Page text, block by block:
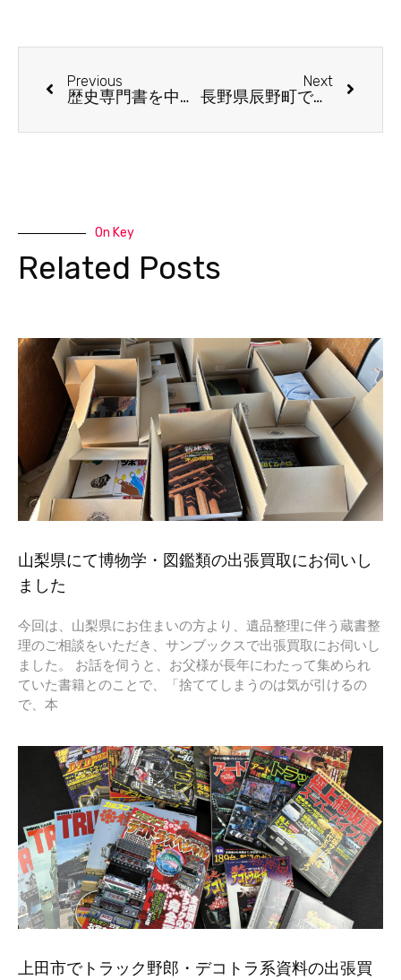
Previous
歴史専門書を中心に約3000冊を出張買取しました
Next
長野県辰野町で竹久夢二文学館など古本約100冊を出張買取
On Key
Related Posts
山梨県にて博物学・図鑑類の出張買取にお伺いし
ました
今回は、山梨県にお住まいの方より、遺品整理に伴う蔵書整
理のご相談をいただき、サンブックスで出張買取にお伺いし
ました。 お話を伺うと、お父様が長年にわたって集められ
ていた書籍とのことで、「捨ててしまうのは気が引けるの
で、本
上田市でトラック野郎・デコトラ系資料の出張買